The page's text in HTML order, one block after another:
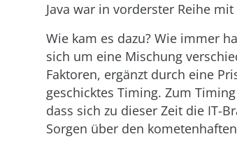
Java war in vorderster Reihe
Wie kam es dazu? Wie immer
sich um eine Mischung
Faktoren, ergänzt durch eine
geschicktes Timing. Zum
dass sich zu dieser Zeit die IT-
Sorgen über den